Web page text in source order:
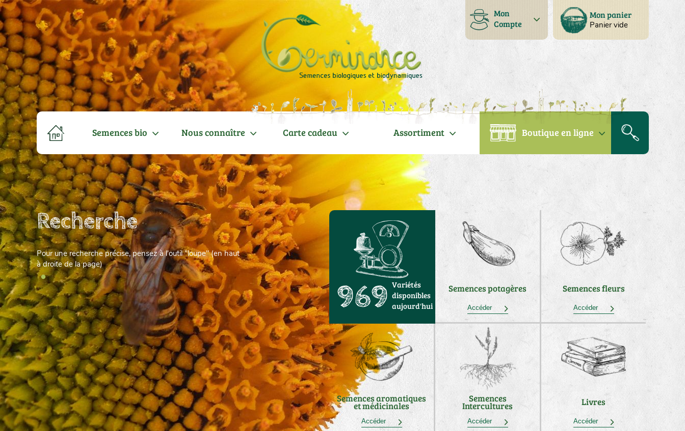
Mon panier
Panier vide
Mon
Compte
Semences bio Nous connaître Carte cadeau Assortiment Boutique en ligne
Recherche
Pour une recherche précise, pensez à l'outil "loupe" (en haut
à droite de la page)
969 Variétés
disponibles
aujourd'hui
Semences potagères
Accéder
Semences fleurs
Accéder
Semences aromatiques
et médicinales
Accéder
Semences
Intercultures
Accéder
Livres
Accéder